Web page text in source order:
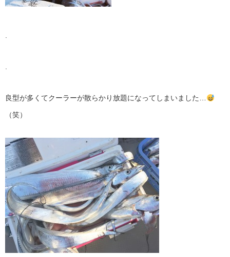
.
.
良型が多くてクーラーが散らかり放題になってしまいました…
（笑）